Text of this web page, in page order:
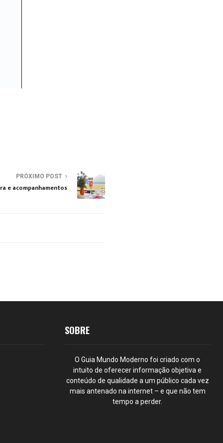
PRÓXIMO POST
e acompanhamentos
SOBRE
O Guia Mundo Moderno foi criado com o
intuito de oferecer informação objetiva e
conteúdo de qualidade a um público cada vez
mais antenado na internet – e que não tem
tempo a perder.